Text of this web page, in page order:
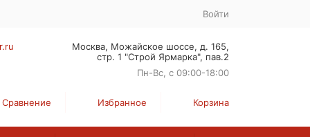
Войти
Москва, Можайское шоссе, д. 165,
стр. 1 "Строй Ярмарка", пав.2
Пн-Вс, с 09:00-18:00
Сравнение Избранное Корзина